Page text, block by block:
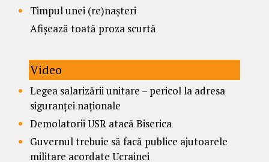
Timpul unei (re)nașteri
Afișează toată proza scurtă
Video
Legea salarizării unitare – pericol la adresa
siguranței naționale
Demolatorii USR atacă Biserica
Guvernul trebuie să facă publice ajutoarele
militare acordate Ucrainei